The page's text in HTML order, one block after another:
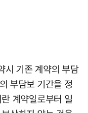
시 기존 계약의 부담
부담보 기간을 정
계약일로부터 일